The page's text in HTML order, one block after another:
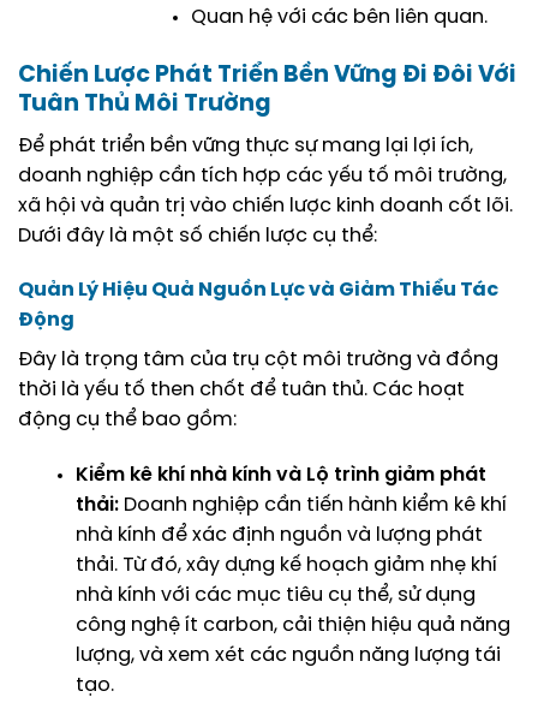
Quan hệ với các bên liên quan.
Chiến Lược Phát Triển Bền Vững Đi Đôi Với
Tuân Thủ Môi Trường
Để phát triển bền vững thực sự mang lại lợi ích,
doanh nghiệp cần tích hợp các yếu tố môi trường,
xã hội và quản trị vào chiến lược kinh doanh cốt lõi.
Dưới đây là một số chiến lược cụ thể:
Quản Lý Hiệu Quả Nguồn Lực và Giảm Thiểu Tác
Động
Đây là trọng tâm của trụ cột môi trường và đồng
thời là yếu tố then chốt để tuân thủ. Các hoạt
động cụ thể bao gồm:
Kiểm kê khí nhà kính và Lộ trình giảm phát
thải: Doanh nghiệp cần tiến hành kiểm kê khí
nhà kính để xác định nguồn và lượng phát
thải. Từ đó, xây dựng kế hoạch giảm nhẹ khí
nhà kính với các mục tiêu cụ thể, sử dụng
công nghệ ít carbon, cải thiện hiệu quả năng
lượng, và xem xét các nguồn năng lượng tái
tạo.